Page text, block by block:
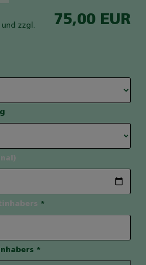
75,00 EUR
und zzgl.
*
*